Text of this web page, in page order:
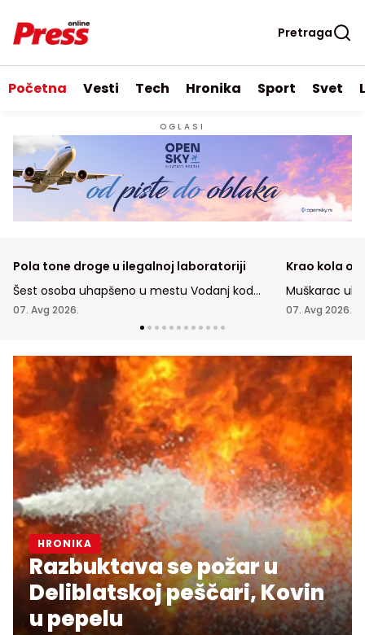
Pretraga
Početna Vesti Tech Hronika Sport Svet
OGLASI
Pola tone droge u ilegalnoj laboratoriji
Šest osoba uhapšeno u mestu Vodanj kod
Smedereva, gde je droga pronađena
07. Avg 2026.
Krao kola
Muškarac
Staroj Pazovi
07. Avg 2026.
HRONIKA
Razbuktava se požar u
Deliblatskoj peščari, Kovin
u pepelu